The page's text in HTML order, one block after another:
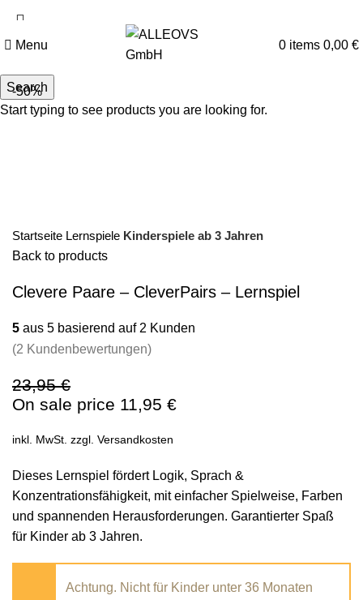
Menu 0 items 0,00 €
-50%
Startseite Lernspiele Kinderspiele ab 3 Jahren
Back to products
Clevere Paare – CleverPairs – Lernspiel
5 aus 5 basierend auf 2 Kunden
(2 Kundenbewertungen)
23,95€
On sale price 11,95 €
inkl. MwSt. zzgl. Versandkosten
Dieses Lernspiel fördert Logik, Sprach &
Konzentrationsfähigkeit, mit einfacher Spielweise, Farben
und spannenden Herausforderungen. Garantierter Spaß
für Kinder ab 3 Jahren.
Achtung. Nicht für Kinder unter 36 Monaten
Search
Start typing to see products you are looking for.